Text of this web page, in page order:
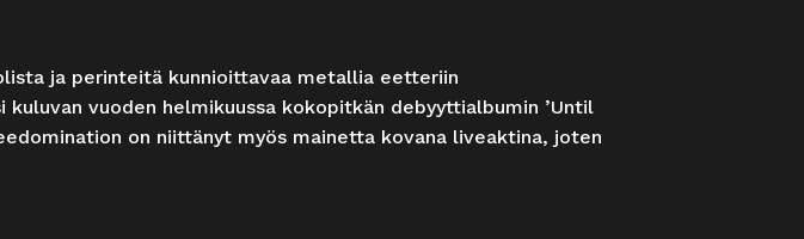
ja perinteitä kunnioittavaa metallia eetteriin
vuoden helmikuussa kokopitkän debyyttialbumin ’Until
on niittänyt myös mainetta kovana liveaktina, joten